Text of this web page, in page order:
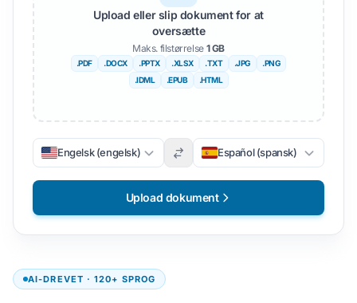
AI-DREVET · 120+ SPROG
Upload eller slip dokument for at
oversætte
Maks. filstørrelse 1 GB
.PDF .DOCX .PPTX .XLSX .TXT .JPG
.PNG
.IDML
.EPUB .HTML
Engelsk (engelsk) Español (spansk)
Upload dokument